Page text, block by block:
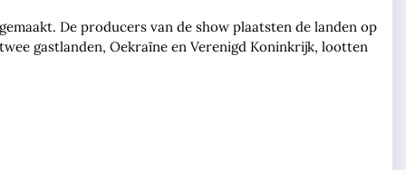
De producers van de show plaatsten de landen op
gastlanden, Oekraïne en Verenigd Koninkrijk, lootten